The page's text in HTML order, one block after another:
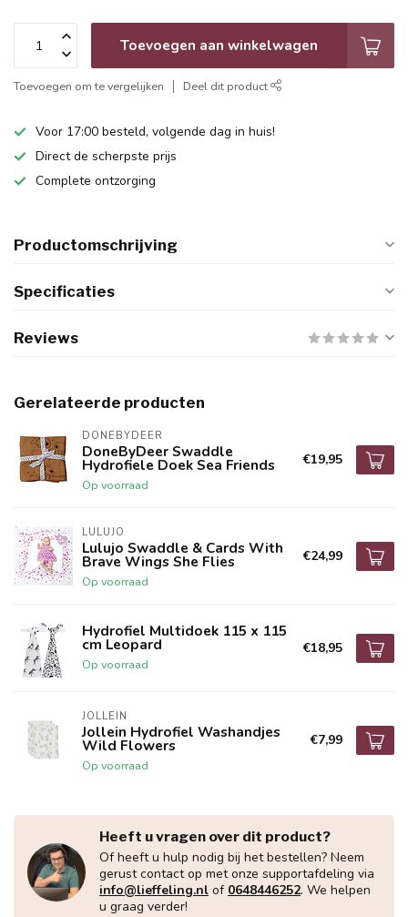
Toevoegen aan winkelwagen
Toevoegen om te vergelijken Deel dit product
Voor 17:00 besteld, volgende dag in huis!
Direct de scherpste prijs
Complete ontzorging
Productomschrijving
Specificaties
Reviews
Gerelateerde producten
DONEBYDEER
DoneByDeer Swaddle
Hydrofiele Doek Sea Friends
Op voorraad
€19,95
LULUJO
Lulujo Swaddle & Cards With
Brave Wings She Flies
Op voorraad
€24,99
Hydrofiel Multidoek 115 x 115
cm Leopard
Op voorraad
€18,95
JOLLEIN
Jollein Hydrofiel Washandjes
Wild Flowers
Op voorraad
€7,99
Heeft u vragen over dit product?
Of heeft u hulp nodig bij het bestellen? Neem
gerust contact op met onze supportafdeling via
info@lieffeling.nl of 0648446252. We helpen
u graag verder!